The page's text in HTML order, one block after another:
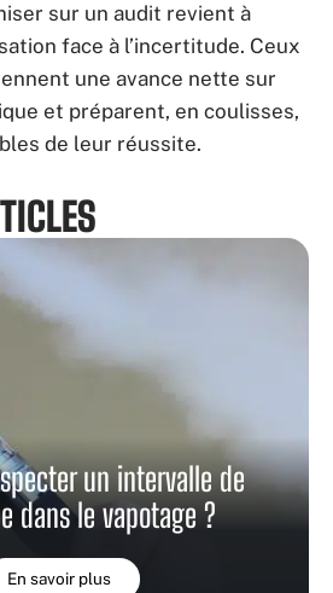
sur un audit revient à
face à l’incertitude. Ceux
une avance nette sur
et préparent, en coulisses,
de leur réussite.
un intervalle de
dans le vapotage ?
En savoir plus